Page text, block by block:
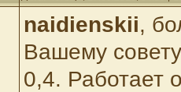
naidienskii,
Вашему
0,4. Работает